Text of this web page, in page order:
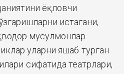
ёқловчи
истагани,
мусулмонлар
уларни яшаб турган
сифатида театрлари,